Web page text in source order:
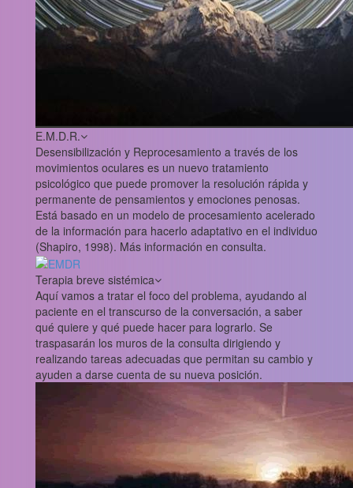
E.M.D.R.
Desensibilización y Reprocesamiento a través de los
movimientos oculares es un nuevo tratamiento
psicológico que puede promover la resolución rápida y
permanente de pensamientos y emociones penosas.
Está basado en un modelo de procesamiento acelerado
de la información para hacerlo adaptativo en el individuo
(Shapiro, 1998). Más información en consulta.
Terapia breve sistémica
Aquí vamos a tratar el foco del problema, ayudando al
paciente en el transcurso de la conversación, a saber
qué quiere y qué puede hacer para lograrlo. Se
traspasarán los muros de la consulta dirigiendo y
realizando tareas adecuadas que permitan su cambio y
ayuden a darse cuenta de su nueva posición.